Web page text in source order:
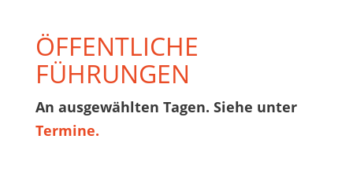
ÖFFENTLICHE
FÜHRUNGEN
An ausgewählten Tagen. Siehe unter
Termine.